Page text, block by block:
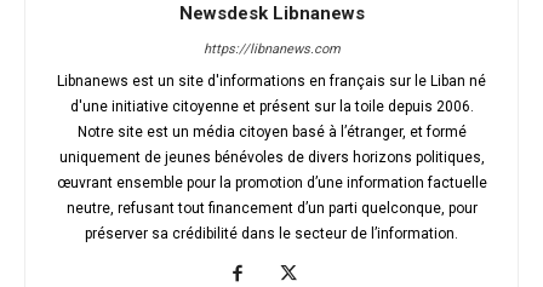
Newsdesk Libnanews
https://libnanews.com
Libnanews est un site d'informations en français sur le Liban né
d'une initiative citoyenne et présent sur la toile depuis 2006.
Notre site est un média citoyen basé à l’étranger, et formé
uniquement de jeunes bénévoles de divers horizons politiques,
œuvrant ensemble pour la promotion d’une information factuelle
neutre, refusant tout financement d’un parti quelconque, pour
préserver sa crédibilité dans le secteur de l’information.